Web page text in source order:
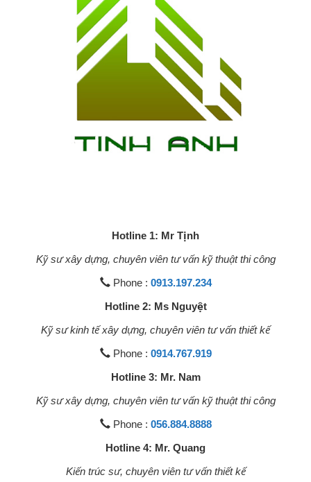
Hotline 1: Mr Tịnh
Kỹ sư xây dựng, chuyên viên tư vấn kỹ thuật thi công
Phone : 0913.197.234
Hotline 2: Ms Nguyệt
Kỹ sư kinh tế xây dựng, chuyên viên tư vấn thiết kế
Phone : 0914.767.919
Hotline 3: Mr. Nam
Kỹ sư xây dựng, chuyên viên tư vấn kỹ thuật thi công
Phone : 056.884.8888
Hotline 4: Mr. Quang
Kiến trúc sư, chuyên viên tư vấn thiết kế